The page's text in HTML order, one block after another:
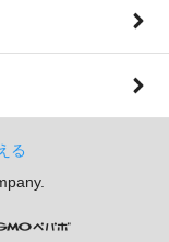
る